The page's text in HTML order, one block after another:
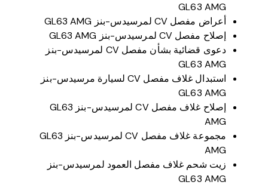
GL63 AMG
أعراض مفصل CV لمرسيدس-بنز GL63 AMG
إصلاح مفصل CV لمرسيدس-بنز GL63 AMG
دعوى قضائية بشأن مفصل CV لمرسيدس-بنز
GL63 AMG
استبدال غلاف مفصل CV لسيارة مرسيدس-بنز
GL63 AMG
إصلاح غلاف مفصل CV لمرسيدس-بنز GL63
AMG
مجموعة غلاف مفصل CV لمرسيدس-بنز GL63
AMG
زيت شحم غلاف مفصل العمود لمرسيدس-بنز
GL63 AMG